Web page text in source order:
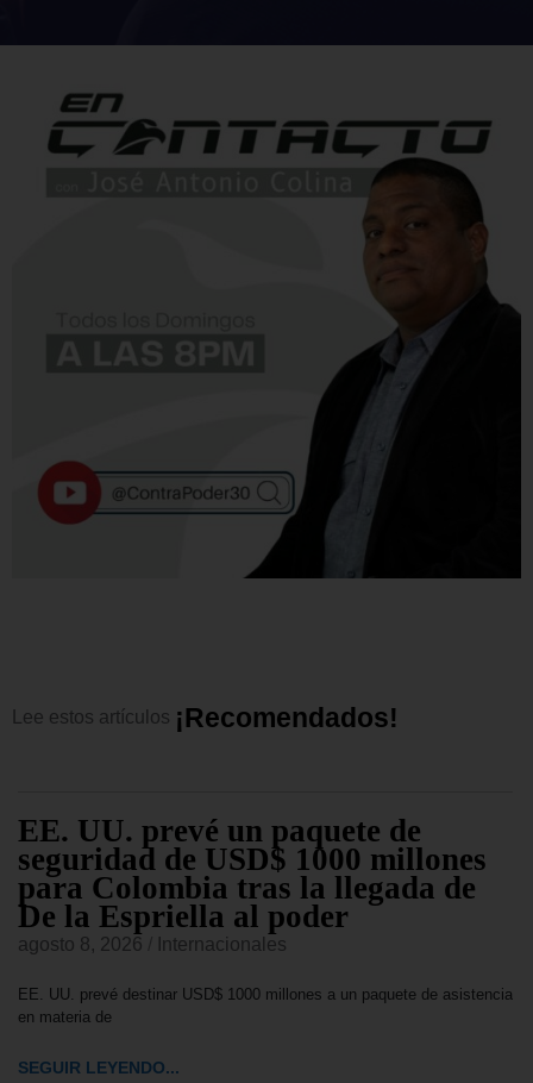
Lee estos artículos ¡Recomend ad os!
EE. UU. prevé un paquete de
seguridad de USD$ 1000 millones
para Colombia tras la llegada de
De la Espriella al poder
agosto 8, 2026 Internacionales
EE. UU. prevé destinar USD$ 1000 millones a un paquete de asistencia
en materia de
SEGUIR LEYENDO...